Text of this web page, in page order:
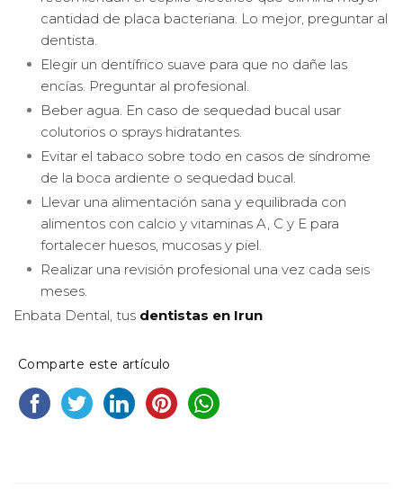
cantidad de placa bacteriana. Lo mejor, preguntar al
dentista.
Elegir un dentífrico suave para que no dañe las
encías. Preguntar al profesional.
Beber agua. En caso de sequedad bucal usar
colutorios o sprays hidratantes.
Evitar el tabaco sobre todo en casos de síndrome
de la boca ardiente o sequedad bucal.
Llevar una alimentación sana y equilibrada con
alimentos con calcio y vitaminas A, C y E para
fortalecer huesos, mucosas y piel.
Realizar una revisión profesional una vez cada seis
meses.
Enbata Dental, tus dentistas en Irun
Comparte este artículo